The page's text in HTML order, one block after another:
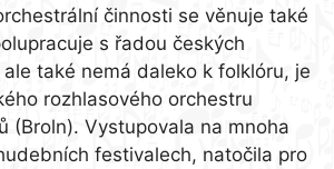
činnosti se věnuje také
s řadou českých
také nemá daleko k folklóru, je
rozhlasového orchestru
(Broln). Vystupovala na mnoha
festivalech, natočila pro